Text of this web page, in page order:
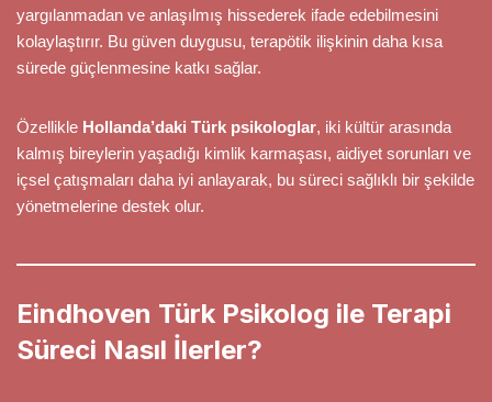
yargılanmadan ve anlaşılmış hissederek ifade edebilmesini
kolaylaştırır. Bu güven duygusu, terapötik ilişkinin daha kısa
sürede güçlenmesine katkı sağlar.
Özellikle Hollanda’daki Türk psikologlar, iki kültür arasında
kalmış bireylerin yaşadığı kimlik karmaşası, aidiyet sorunları ve
içsel çatışmaları daha iyi anlayarak, bu süreci sağlıklı bir şekilde
yönetmelerine destek olur.
Eindhoven Türk Psikolog ile Terapi
Süreci Nasıl İlerler?